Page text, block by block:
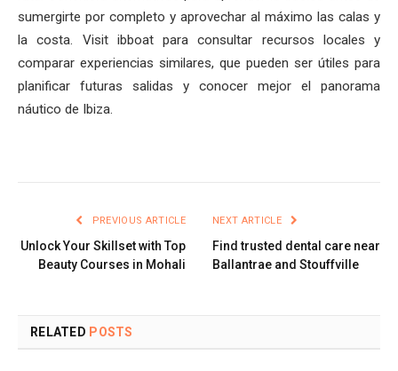
sumergirte por completo y aprovechar al máximo las calas y
la costa. Visit ibboat para consultar recursos locales y
comparar experiencias similares, que pueden ser útiles para
planificar futuras salidas y conocer mejor el panorama
náutico de Ibiza.
PREVIOUS ARTICLE
Unlock Your Skillset with Top
Beauty Courses in Mohali
NEXT ARTICLE
Find trusted dental care near
Ballantrae and Stouffville
RELATED POSTS